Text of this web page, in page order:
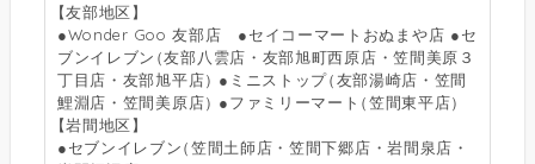
【友部地区 】
●Wonder Goo 友部店 ●セイコーマートおぬまや店 ●セ
ブンイレブン（友部八雲店・友部旭町西原店・笠間美原３
丁目店・友部旭平店）●ミニストップ（友部湯崎店・笠間
鯉淵店・笠間美原店）●ファミリーマート（笠間東平店）
【岩間地区 】
●セブンイレブン（笠間土師店・笠間下郷店・岩間泉店・